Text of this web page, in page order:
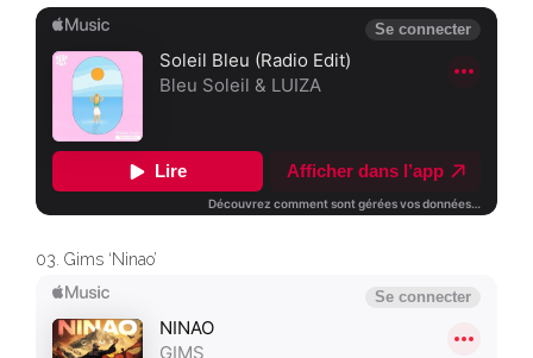
03. Gims ‘Ninao’